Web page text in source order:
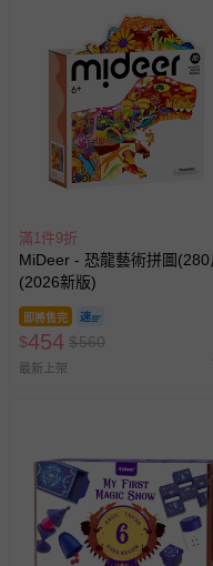
滿1件9折
MiDeer - 恐龍藝術拼圖(280
(2026新版)
即將售完
$454 $560
最新上架